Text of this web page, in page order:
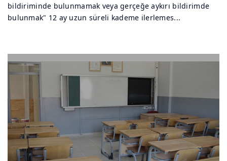
bildiriminde bulunmamak veya gerçeğe aykırı bildirimde
bulunmak" 12 ay uzun süreli kademe ilerlemes...